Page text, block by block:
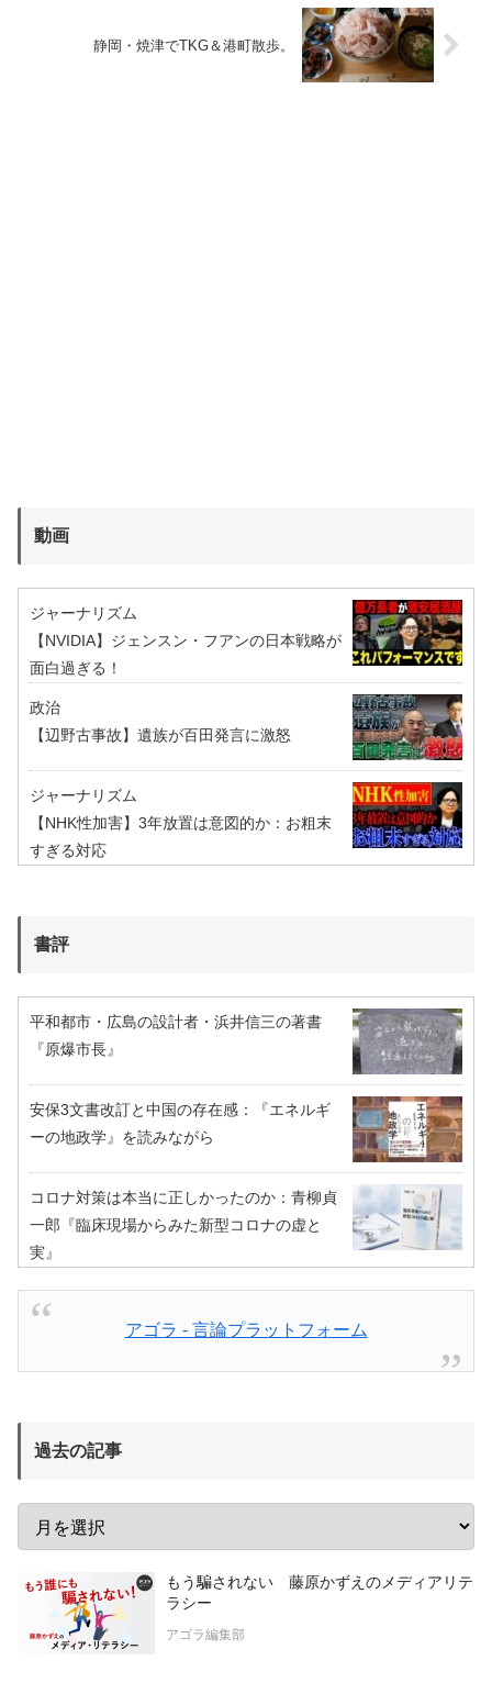
静岡・焼津でTKG＆港町散歩。
動画
ジャーナリズム
【NVIDIA】ジェンスン・フアンの日本戦略が
面白過ぎる！
政治
【辺野古事故】遺族が百田発言に激怒
ジャーナリズム
【NHK性加害】3年放置は意図的か：お粗末
すぎる対応
書評
平和都市・広島の設計者・浜井信三の著書
『原爆市長』
安保3文書改訂と中国の存在感：『エネルギ
ーの地政学』を読みながら
コロナ対策は本当に正しかったのか：青柳貞
一郎『臨床現場からみた新型コロナの虚と
実』
アゴラ - 言論プラットフォーム
過去の記事
もう騙されない 藤原かずえのメディアリテ
ラシー
アゴラ編集部